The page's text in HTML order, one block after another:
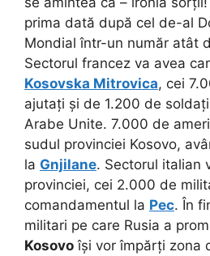
prima dată după cel de-al
Mondial într-un număr atât
Sectorul francez va avea
Kosovska Mitrovica, cei
ajutați și de 1.200 de
Arabe Unite. 7.000 de
sudul provinciei Kosovo,
la Gnjilane. Sectorul italian
provinciei, cei 2.000 de
comandamentul la Pec. În
militari pe care Rusia a
Kosovo își vor împărți zona